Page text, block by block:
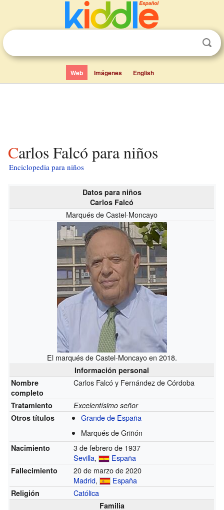
Web Imágenes English
Carlos Falcó para niños
Enciclopedia para niños
Datos para niños
Carlos Falcó
Marqués de Castel-Moncayo
El marqués de Castel-Moncayo en 2018.
Información personal
Nombre
completo
Carlos Falcó y Fernández de Córdoba
Tratamiento
Excelentísimo señor
Otros títulos
Grande de España
Marqués de Griñón
Nacimiento
3 de febrero de 1937
Sevilla, España
Fallecimiento
20 de marzo de 2020
Madrid, España
Religión Católica
Familia